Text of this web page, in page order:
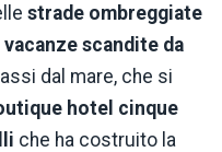
strade ombreggiate
vacanze scandite da
dal mare, che si
hotel cinque
che ha costruito la